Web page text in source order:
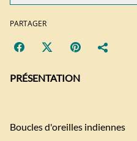
PARTAGER
PRÉSENTATION
Boucles d'oreilles indiennes